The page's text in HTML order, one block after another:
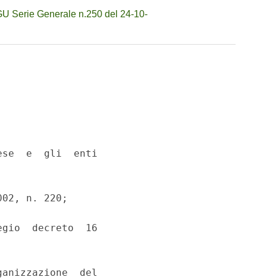
Serie Generale n.250 del 24-10-